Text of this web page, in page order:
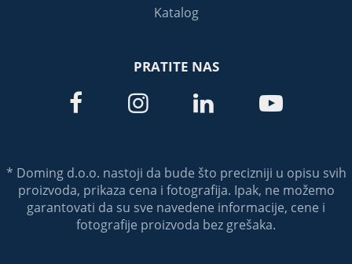
Katalog
PRATITE NAS
   
* Doming d.o.o. nastoji da bude što precizniji u opisu svih
proizvoda, prikaza cena i fotografija. Ipak, ne možemo
garantovati da su sve navedene informacije, cene i
fotografije proizvoda bez grešaka.